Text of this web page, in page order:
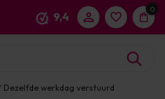
9,4
0
& alle bekende merken